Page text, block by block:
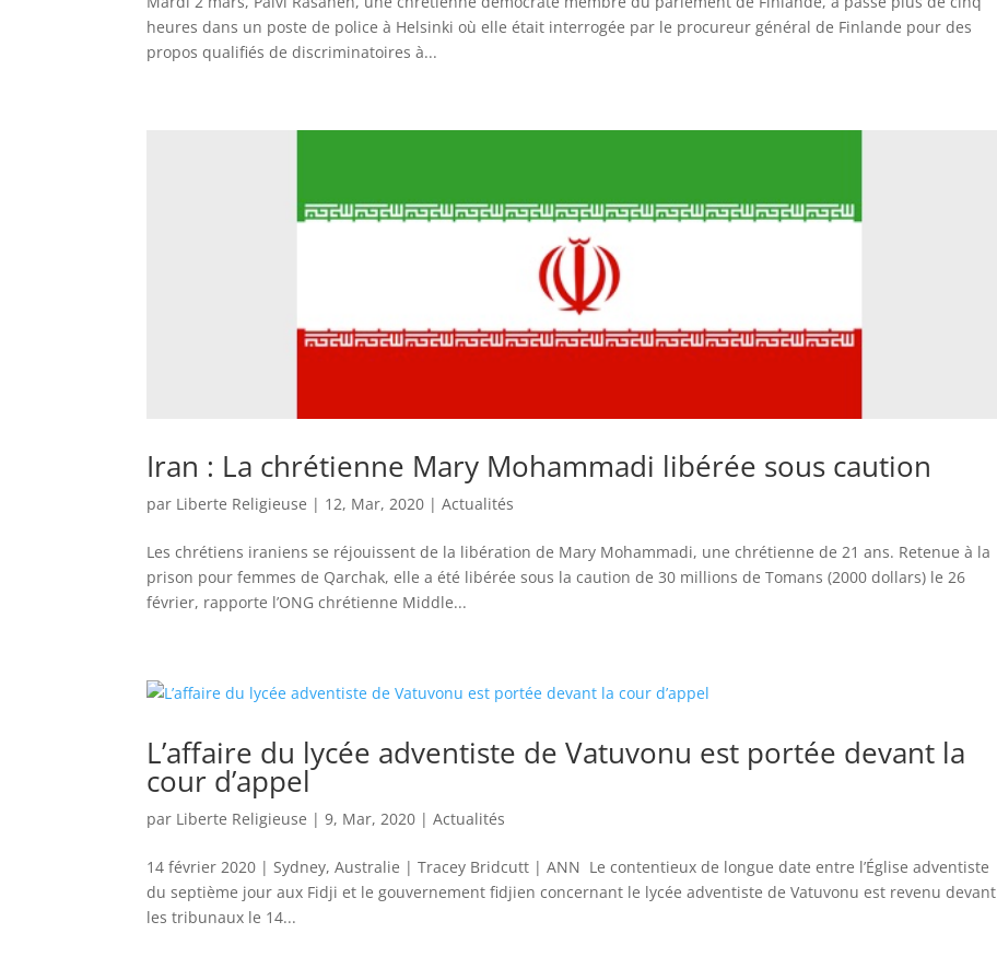
heures dans un poste de police à Helsinki où elle était interrogée par le procureur général de Finlande pour des
propos qualifiés de discriminatoires à...
Iran : La chrétienne Mary Mohammadi libérée sous caution
par Liberte Religieuse | 12, Mar, 2020 |Actualités
Les chrétiens iraniens se réjouissent de la libération de Mary Mohammadi, une chrétienne de 21 ans. Retenue à la
prison pour femmes de Qarchak, elle a été libérée sous la caution de 30 millions de Tomans (2000 dollars) le 26
février, rapporte l’ONG chrétienne Middle...
L’affaire du lycée adventiste de Vatuvonu est portée devant la
cour d’appel
par Liberte Religieuse |9, Mar, 2020 |Actualités
14 février 2020 | Sydney, Australie | Tracey Bridcutt | ANN Le contentieux de longue date entre l’Église adventiste
du septième jour aux Fidji et le gouvernement fidjien concernant le lycée adventiste de Vatuvonu est revenu devant
les tribunaux le 14...